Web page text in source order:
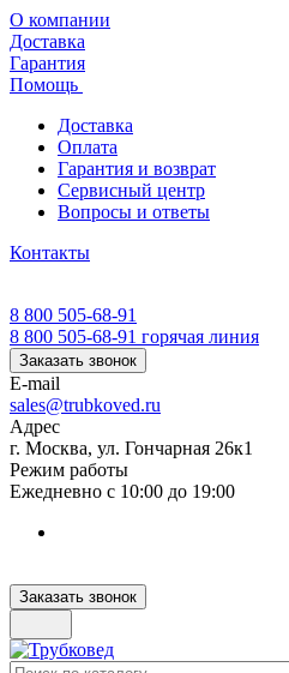
О компании
Доставка
Гарантия
Помощь
Доставка
Оплата
Гарантия и возврат
Сервисный центр
Вопросы и ответы
Контакты
8 800 505-68-91
8 800 505-68-91 горячая линия
Заказать звонок
E-mail
sales@trubkoved.ru
Адрес
г. Москва, ул. Гончарная 26к1
Режим работы
Ежедневно с 10:00 до 19:00
Заказать звонок